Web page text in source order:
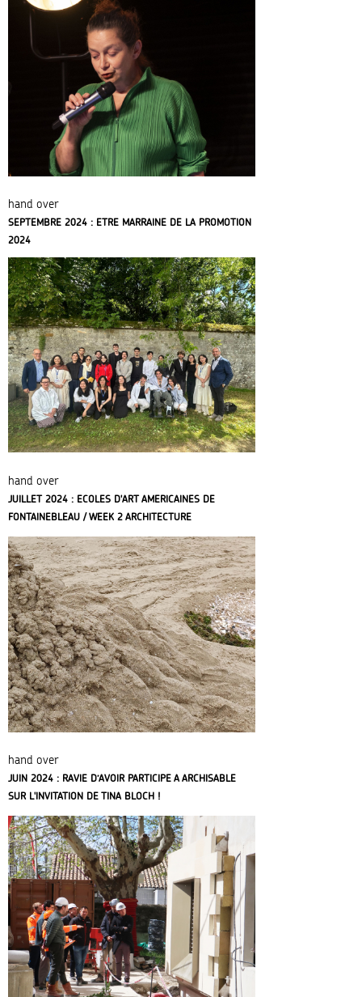
hand over
SEPTEMBRE 2024 : ETRE MARRAINE DE LA PROMOTION
2024
hand over
JUILLET 2024 : ECOLES D'ART AMERICAINES DE
FONTAINEBLEAU / WEEK 2 ARCHITECTURE
hand over
JUIN 2024 : RAVIE D’AVOIR PARTICIPE A ARCHISABLE
SUR L'INVITATION DE TINA BLOCH !